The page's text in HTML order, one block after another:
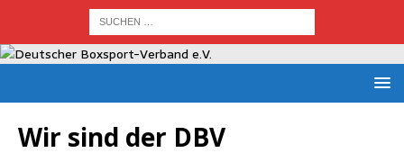
Wir sind der DBV